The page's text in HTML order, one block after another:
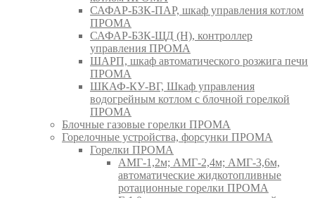
САФАР-БЗК-ПАР, шкаф управления котлом
ПРОМА
САФАР-БЗК-ЩД (Н), контроллер
управления ПРОМА
ШАРП, шкаф автоматического розжига печи
ПРОМА
ШКАФ-КУ-ВГ, Шкаф управления
водогрейным котлом с блочной горелкой
ПРОМА
Блочные газовые горелки ПРОМА
Горелочные устройства, форсунки ПРОМА
Горелки ПРОМА
АМГ-1,2м; АМГ-2,4м; АМГ-3,6м,
автоматические жидкотопливные
ротационные горелки ПРОМА